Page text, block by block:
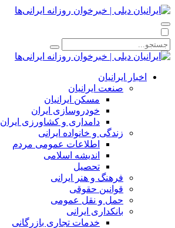
اخبار ایرانیان
صنعت ایرانیان
مسکن ایرانیان
خودروسازی ایران
دامداری و کشاورزی ایران
زندگی و خانواده ایرانی
اطلاعات عمومی مردم
اندیشه اسلامی
تحصیل
فرهنگ و هنر ایرانی
قوانین حقوقی
حمل و نقل عمومی
بانکداری ایرانی
خدمات تجاری بازرگانی